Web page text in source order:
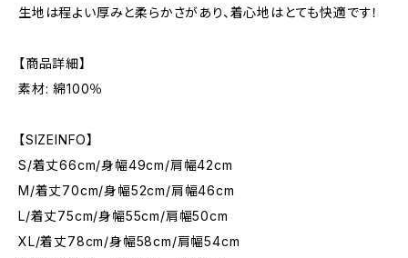
生地は程よい厚みと柔らかさがあり、着心地はとても快適です！
【商品詳細】
素材: 綿100％
【SIZEINFO】
S/着丈66cm/身幅49cm/肩幅42cm
M/着丈70cm/身幅52cm/肩幅46cm
L/着丈75cm/身幅55cm/肩幅50cm
XL/着丈78cm/身幅58cm/肩幅54cm